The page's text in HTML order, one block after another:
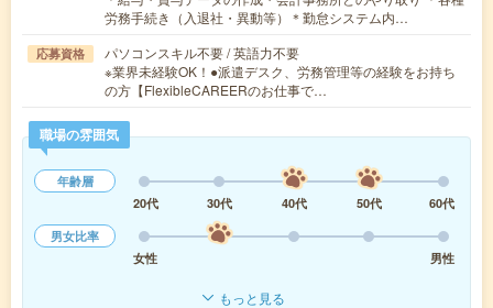
労務手続き（入退社・異動等）＊勤怠システム内…
応募資格
パソコンスキル不要 / 英語力不要
※業界未経験OK！●派遣デスク、労務管理等の経験をお持ち
の方【FlexibleCAREERのお仕事で…
職場の雰囲気
年齢層
20代
30代 40代 50代
60代
男女比率
女性
男性
もっと見る